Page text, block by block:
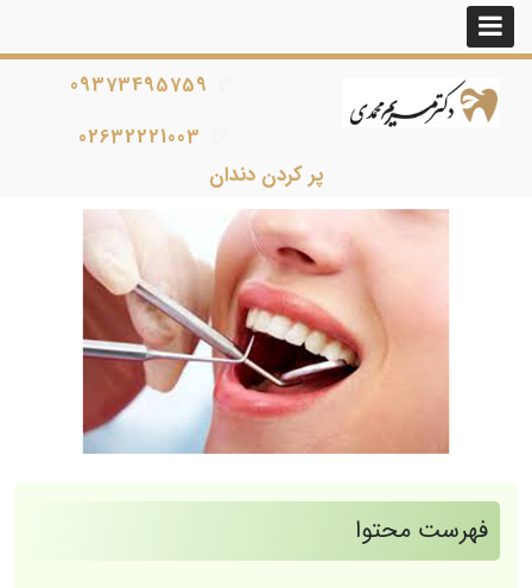
پر کردن دندان
09373495759
02632221003
فهرست محتوا